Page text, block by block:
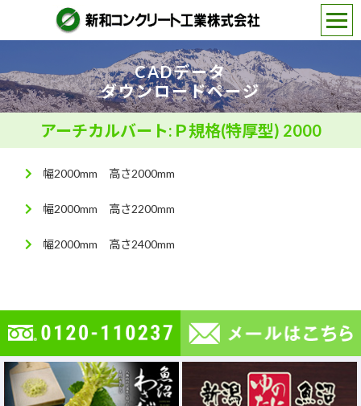
CADデータ
ダウンロードページ
アーチカルバート:Ｐ規格(特厚型) 2000
幅2000mm 高さ2000mm
幅2000mm 高さ2200mm
幅2000mm 高さ2400mm